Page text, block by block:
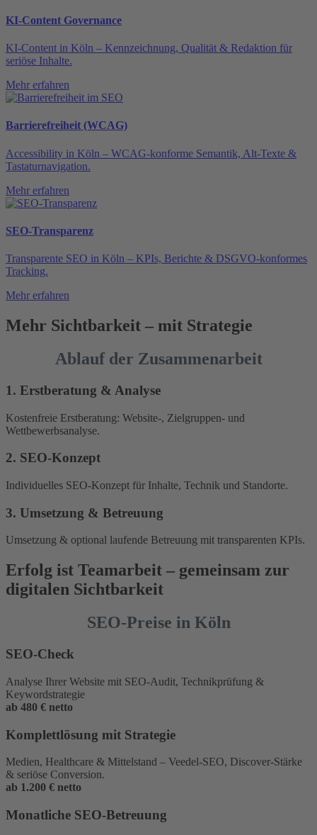
KI-Content Governance
KI-Content in Köln – Kennzeichnung, Qualität & Redaktion für
seriöse Inhalte.
Mehr erfahren
Barrierefreiheit (WCAG)
Accessibility in Köln – WCAG-konforme Semantik, Alt-Texte &
Tastaturnavigation.
Mehr erfahren
SEO-Transparenz
Transparente SEO in Köln – KPIs, Berichte & DSGVO-konformes
Tracking.
Mehr erfahren
Mehr Sichtbarkeit – mit Strategie
Ablauf der Zusammenarbeit
1. Erstberatung & Analyse
Kostenfreie Erstberatung: Website-, Zielgruppen- und
Wettbewerbsanalyse.
2. SEO-Konzept
Individuelles SEO-Konzept für Inhalte, Technik und Standorte.
3. Umsetzung & Betreuung
Umsetzung & optional laufende Betreuung mit transparenten KPIs.
Erfolg ist Teamarbeit – gemeinsam zur
digitalen Sichtbarkeit
SEO-Preise in Köln
SEO-Check
Analyse Ihrer Website mit SEO-Audit, Technikprüfung &
Keywordstrategie
ab 480 € netto
Komplettlösung mit Strategie
Medien, Healthcare & Mittelstand – Veedel-SEO, Discover-Stärke
& seriöse Conversion.
ab 1.200 € netto
Monatliche SEO-Betreuung